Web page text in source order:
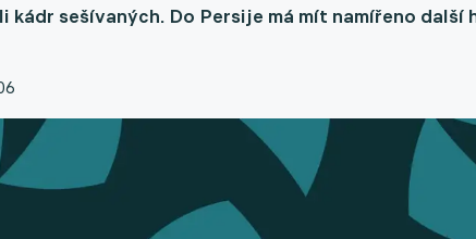
kádr sešívaných. Do Persije má mít namířeno další